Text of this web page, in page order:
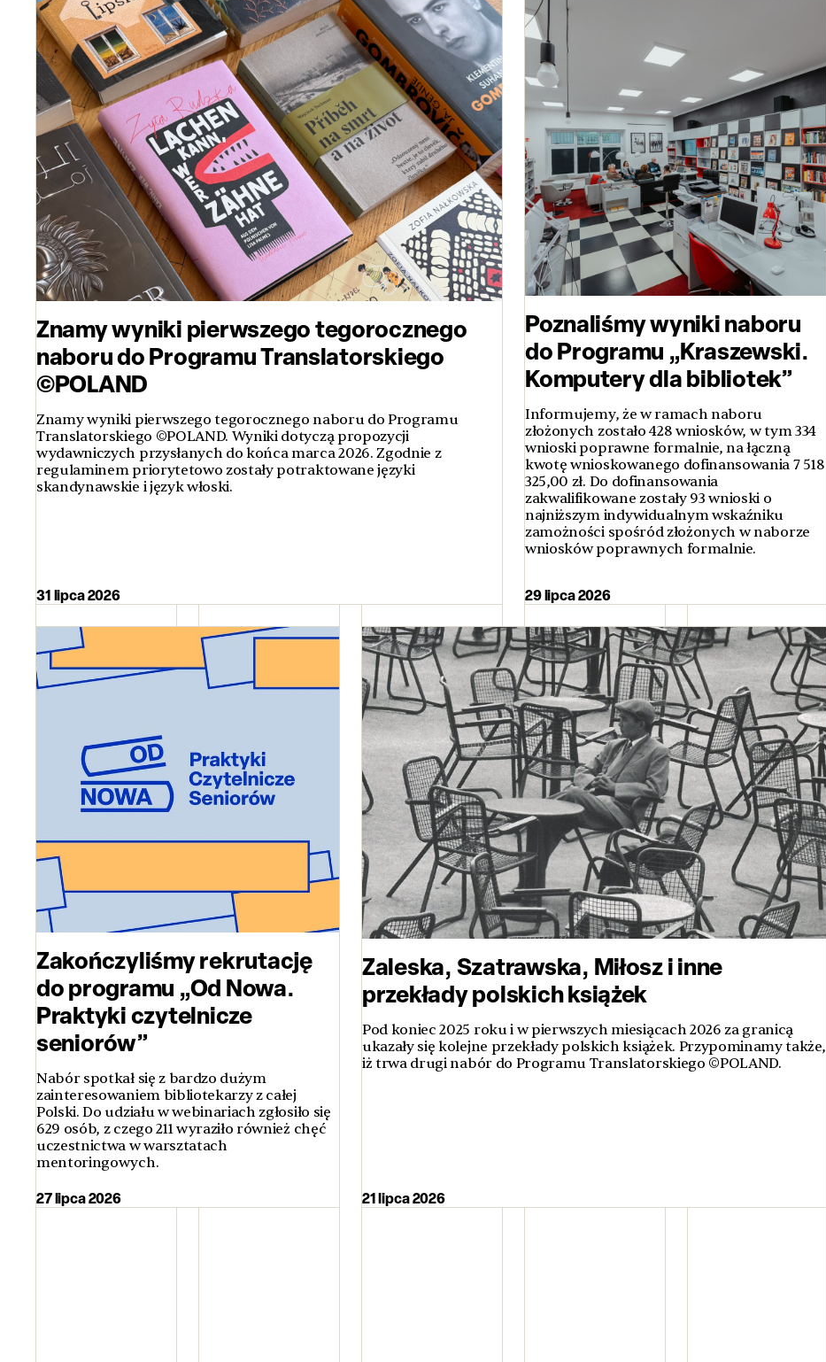
Znamy wyniki pierwszego tegorocznego
naboru do Programu Translatorskiego
©POLAND
Znamy wyniki pierwszego tegorocznego naboru do Programu
Translatorskiego ©POLAND. Wyniki dotyczą propozycji
wydawniczych przysłanych do końca marca 2026. Zgodnie z
regulaminem priorytetowo zostały potraktowane języki
skandynawskie i język włoski.
31 lipca 2026
Poznaliśmy wyniki naboru
do Programu „Kraszewski.
Komputery dla bibliotek”
Informujemy, że w ramach naboru
złożonych zostało 428 wniosków, w tym 334
wnioski poprawne formalnie, na łączną
kwotę wnioskowanego dofinansowania 7 518
325,00 zł. Do dofinansowania
zakwalifikowane zostały 93 wnioski o
najniższym indywidualnym wskaźniku
zamożności spośród złożonych w naborze
wniosków poprawnych formalnie.
29 lipca 2026
Zakończyliśmy rekrutację
do programu „Od Nowa.
Praktyki czytelnicze
seniorów”
Nabór spotkał się z bardzo dużym
zainteresowaniem bibliotekarzy z całej
Polski. Do udziału w webinariach zgłosiło się
629 osób, z czego 211 wyraziło również chęć
uczestnictwa w warsztatach
mentoringowych.
27 lipca 2026
Zaleska, Szatrawska, Miłosz i inne
przekłady polskich książek
Pod koniec 2025 roku i w pierwszych miesiącach 2026 za granicą
ukazały się kolejne przekłady polskich książek. Przypominamy także,
iż trwa drugi nabór do Programu Translatorskiego ©POLAND.
21 lipca 2026